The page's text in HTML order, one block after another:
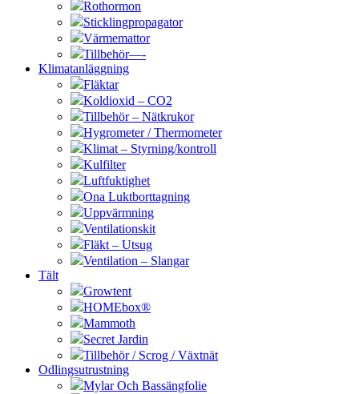
Rothormon
Sticklingpropagator
Värmemattor
Tillbehör—-
Klimatanläggning
Fläktar
Koldioxid – CO2
Tillbehör – Nätkrukor
Hygrometer / Thermometer
Klimat – Styrning/kontroll
Kulfilter
Luftfuktighet
Ona Luktborttagning
Uppvärmning
Ventilationskit
Fläkt – Utsug
Ventilation – Slangar
Tält
Growtent
HOMEbox®
Mammoth
Secret Jardin
Tillbehör / Scrog / Växtnät
Odlingsutrustning
Mylar Och Bassängfolie